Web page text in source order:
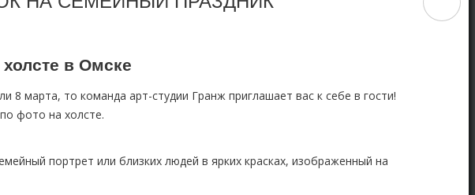
в Омске
марта, то команда арт-студии Гранж приглашает вас к себе в гости!
фото на холсте.
портрет или близких людей в ярких красках, изображенный на